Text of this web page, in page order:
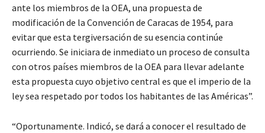
ante los miembros de la OEA, una propuesta de
modificación de la Convención de Caracas de 1954, para
evitar que esta tergiversación de su esencia continúe
ocurriendo. Se iniciara de inmediato un proceso de consulta
con otros países miembros de la OEA para llevar adelante
esta propuesta cuyo objetivo central es que el imperio de la
ley sea respetado por todos los habitantes de las Américas”.
“Oportunamente. Indicó, se dará a conocer el resultado de